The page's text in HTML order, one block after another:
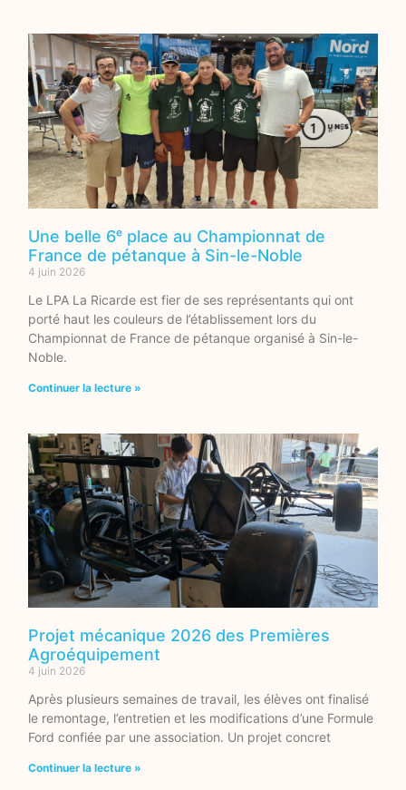
Une belle 6ᵉ place au Championnat de
France de pétanque à Sin-le-Noble
4 juin 2026
Le LPA La Ricarde est fier de ses représentants qui ont
porté haut les couleurs de l’établissement lors du
Championnat de France de pétanque organisé à Sin-le-
Noble.
Continuer la lecture »
Projet mécanique 2026 des Premières
Agroéquipement
4 juin 2026
Après plusieurs semaines de travail, les élèves ont finalisé
le remontage, l’entretien et les modifications d’une Formule
Ford confiée par une association. Un projet concret
Continuer la lecture »